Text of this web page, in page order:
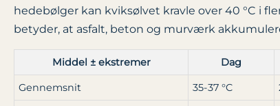
hedebølger kan kviksølvet kravle over 40 °C i
betyder, at asfalt, beton og murværk
Middel ± ekstremer Dag
Gennemsnit 35-37 °C